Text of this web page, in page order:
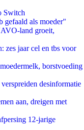
Switch
gefaald als moeder"
land groeit,
zes jaar cel en tbs voor
borstvoeding
desinformatie
aan, dreigen met
12-jarige